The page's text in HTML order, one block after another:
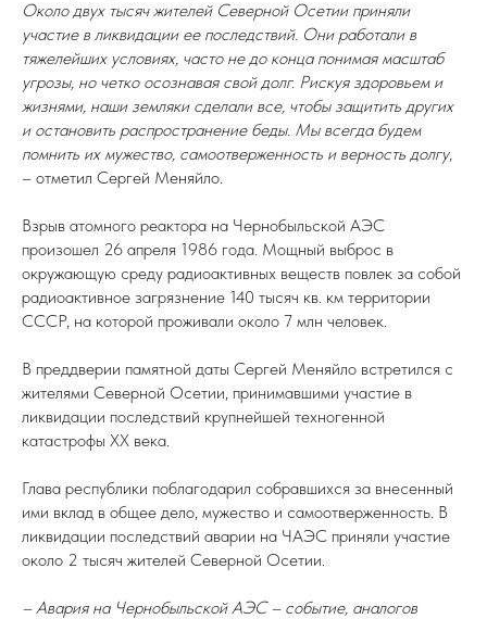
Около двух тысяч жителей Северной Осетии приняли
участие в ликвидации ее последствий. Они работали в
тяжелейших условиях, часто не до конца понимая масштаб
угрозы, но четко осознавая свой долг. Рискуя здоровьем и
жизнями, наши земляки сделали все, чтобы защитить других
и остановить распространение беды. Мы всегда будем
помнить их мужество, самоотверженность и верность долгу,
– отметил Сергей Меняйло.
Взрыв атомного реактора на Чернобыльской АЭС
произошел 26 апреля 1986 года. Мощный выброс в
окружающую среду радиоактивных веществ повлек за собой
радиоактивное загрязнение 140 тысяч кв. км территории
СССР, на которой проживали около 7 млн человек.
В преддверии памятной даты Сергей Меняйло встретился с
жителями Северной Осетии, принимавшими участие в
ликвидации последствий крупнейшей техногенной
катастрофы XX века.
Глава республики поблагодарил собравшихся за внесенный
ими вклад в общее дело, мужество и самоотверженность. В
ликвидации последствий аварии на ЧАЭС приняли участие
около 2 тысяч жителей Северной Осетии.
– Авария на Чернобыльской АЭС – событие, аналогов